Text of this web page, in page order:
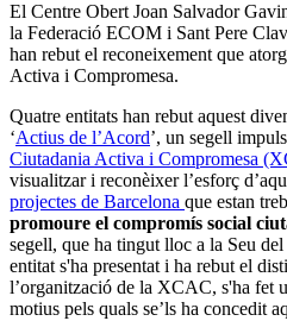
El Centre Obert Joan Salvador
la Federació ECOM i Sant Pere
han rebut el reconeixement que
Activa i Compromesa.
Quatre entitats han rebut aquest
‘Actius de l’Acord’, un segell
Ciutadania Activa i Compromesa
visualitzar i reconèixer l’esforç
projectes de Barcelona que estan
promoure el compromís social
segell, que ha tingut lloc a la Seu
entitat s'ha presentat i ha rebut el
l’organització de la XCAC, s'ha fet
motius pels quals se’ls ha concedit